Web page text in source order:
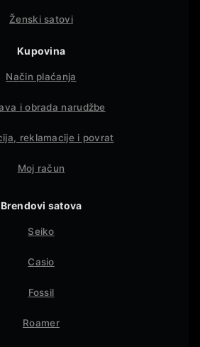
Ženski satovi
Kupovina
Način plaćanja
i obrada narudžbe
reklamacije i povrat
Moj račun
Brendovi satova
Seiko
Casio
Fossil
Roamer